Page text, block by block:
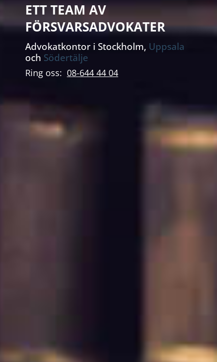
ETT TEAM AV
FÖRSVARSADVOKATER
Advokatkontor i Stockholm, Uppsala
och Södertälje
Ring oss: 08-644 44 04